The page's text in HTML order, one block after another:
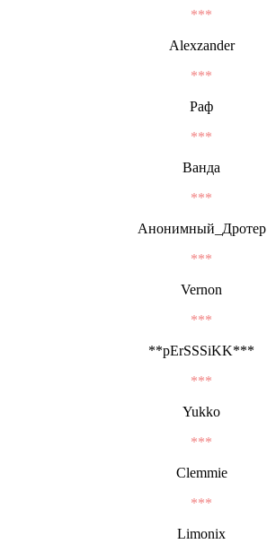
***
Alexzander
***
Раф
***
Ванда
***
Анонимный_Дротер
***
Vernon
***
**pErSSSiKK***
***
Yukko
***
Clemmie
***
Limonix